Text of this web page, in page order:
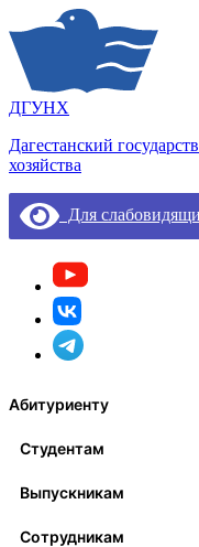
ДГУНХ
Дагестанский
хозяйства
Для
Абитуриенту
Студентам
Выпускникам
Сотрудникам